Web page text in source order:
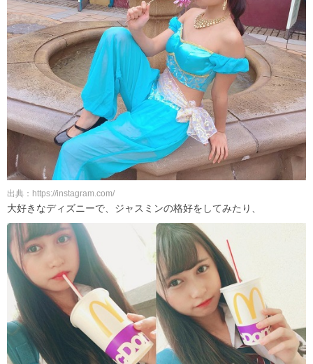
出典：https://instagram.com/
大好きなディズニーで、ジャスミンの格好をしてみたり、